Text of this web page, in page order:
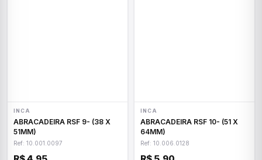
INCA
ABRACADEIRA RSF 9- (38 X
51MM)
Ref: 10.001.0097
INCA
ABRACADEIRA RSF 10- (51 X
64MM)
Ref: 10.006.0128